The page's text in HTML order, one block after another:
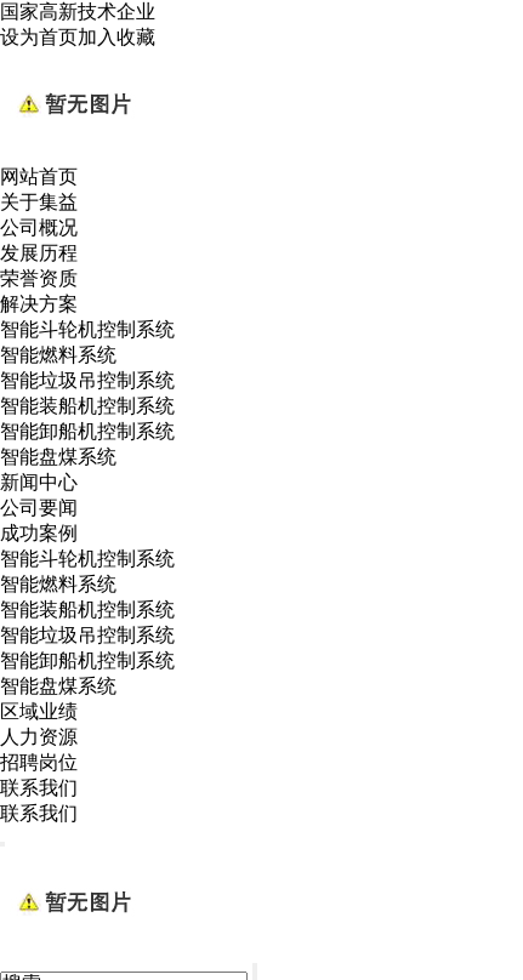
国家高新技术企业
设为首页加入收藏
网站首页
关于集益
公司概况
发展历程
荣誉资质
解决方案
智能斗轮机控制系统
智能燃料系统
智能垃圾吊控制系统
智能装船机控制系统
智能卸船机控制系统
智能盘煤系统
新闻中心
公司要闻
成功案例
智能斗轮机控制系统
智能燃料系统
智能装船机控制系统
智能垃圾吊控制系统
智能卸船机控制系统
智能盘煤系统
区域业绩
人力资源
招聘岗位
联系我们
联系我们